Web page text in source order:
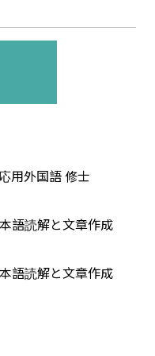
用外国語 修士
語読解と文章作成
語読解と文章作成